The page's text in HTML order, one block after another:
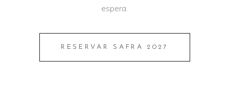
espera.
RESERVAR SAFRA 2027